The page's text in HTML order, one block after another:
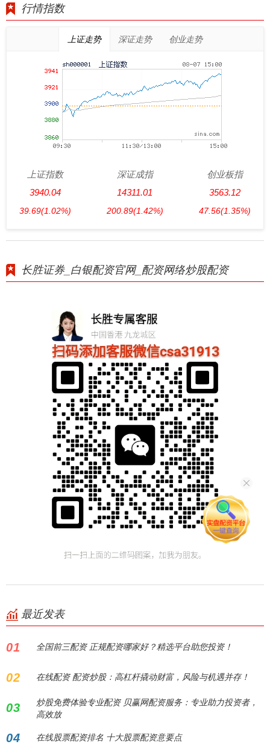
行情指数
上证走势 深证走势 创业走势
上证指数
3940.04
39.69(1.02%)
深证成指
14311.01
200.89(1.42%)
创业板指
3563.12
47.56(1.35%)
长胜证券_白银配资官网_配资网络炒股配资
最近发表
01 全国前三配资 正规配资哪家好？精选平台助您投资！
02 在线配资 配资炒股：高杠杆撬动财富，风险与机遇并存！
03
炒股免费体验专业配资 贝赢网配资服务：专业助力投资者，
高效放
04 在线股票配资排名 十大股票配资意要点